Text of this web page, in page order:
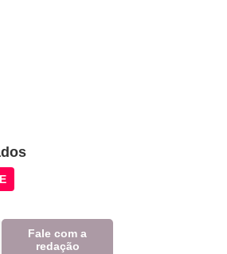
Fale com a
redação